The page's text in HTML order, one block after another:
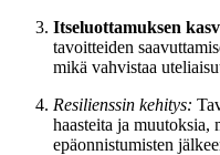
Itseluottamuksen
tavoitteiden
mikä vahvistaa
Resilienssin kehitys:
haasteita ja muutoksia,
epäonnistumisten